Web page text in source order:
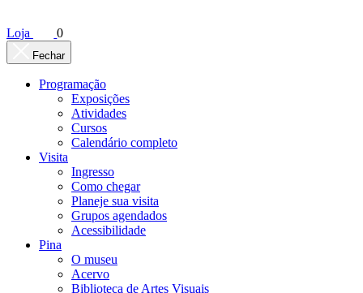
Loja 0
Fechar
Programação
Exposições
Atividades
Cursos
Calendário completo
Visita
Ingresso
Como chegar
Planeje sua visita
Grupos agendados
Acessibilidade
Pina
O museu
Acervo
Biblioteca de Artes Visuais